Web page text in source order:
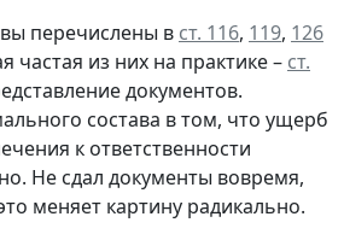
перечислены в ст. 116, 119, 126
частая из них на практике – ст.
документов.
состава в том, что ущерб
к ответственности
Не сдал документы вовремя,
меняет картину радикально.